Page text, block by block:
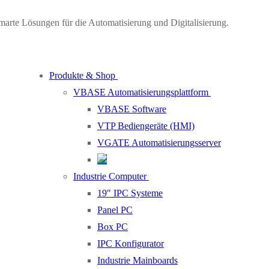
Lösungen für die Automatisierung und Digitalisierung.
Produkte & Shop
VBASE Automatisierungsplattform
VBASE Software
VTP Bediengeräte (HMI)
VGATE Automatisierungsserver
Industrie Computer
19″ IPC Systeme
Panel PC
Box PC
IPC Konfigurator
Industrie Mainboards